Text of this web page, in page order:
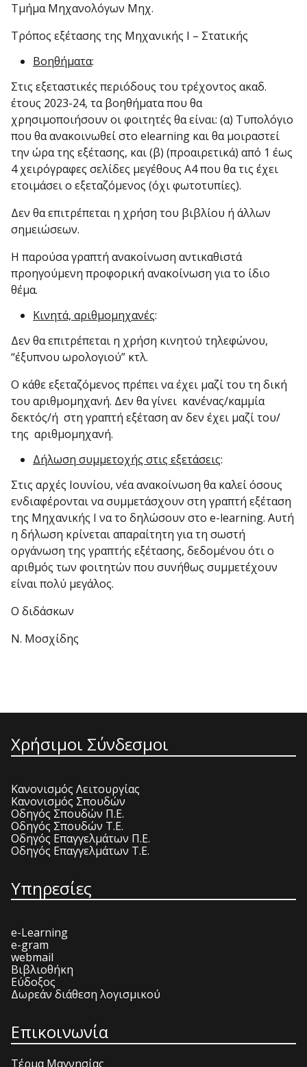
Τμήμα Μηχανολόγων Μηχ.
Τρόπος εξέτασης της Μηχανικής Ι – Στατικής
Βοηθήματα:
Στις εξεταστικές περιόδους του τρέχοντος ακαδ.
έτους 2023-24, τα βοηθήματα που θα
χρησιμοποιήσουν οι φοιτητές θα είναι: (α) Τυπολόγιο
που θα ανακοινωθεί στο elearning και θα μοιραστεί
την ώρα της εξέτασης, και (β) (προαιρετικά) από 1 έως
4 χειρόγραφες σελίδες μεγέθους Α4 που θα τις έχει
ετοιμάσει ο εξεταζόμενος (όχι φωτοτυπίες).
Δεν θα επιτρέπεται η χρήση του βιβλίου ή άλλων
σημειώσεων.
Η παρούσα γραπτή ανακοίνωση αντικαθιστά
προηγούμενη προφορική ανακοίνωση για το ίδιο
θέμα.
Κινητά, αριθμομηχανές:
Δεν θα επιτρέπεται η χρήση κινητού τηλεφώνου,
“έξυπνου ωρολογιού” κτλ.
Ο κάθε εξεταζόμενος πρέπει να έχει μαζί του τη δική
του αριθμομηχανή. Δεν θα γίνει κανένας/καμμία
δεκτός/ή στη γραπτή εξέταση αν δεν έχει μαζί του/
της αριθμομηχανή.
Δήλωση συμμετοχής στις εξετάσεις:
Στις αρχές Ιουνίου, νέα ανακοίνωση θα καλεί όσους
ενδιαφέρονται να συμμετάσχουν στη γραπτή εξέταση
της Μηχανικής Ι να το δηλώσουν στο e-learning. Αυτή
η δήλωση κρίνεται απαραίτητη για τη σωστή
οργάνωση της γραπτής εξέτασης, δεδομένου ότι ο
αριθμός των φοιτητών που συνήθως συμμετέχουν
είναι πολύ μεγάλος.
Ο διδάσκων
Ν. Μοσχίδης
Χρήσιμοι Σύνδεσμοι
Κανονισμός Λειτουργίας
Κανονισμός Σπουδών
Οδηγός Σπουδών Π.Ε.
Οδηγός Σπουδών Τ.Ε.
Οδηγός Επαγγελμάτων Π.Ε.
Οδηγός Επαγγελμάτων Τ.Ε.
Υπηρεσίες
e-Learning
e-gram
webmail
Βιβλιοθήκη
Εύδοξος
Δωρεάν διάθεση λογισμικού
Επικοινωνία
Τέρμα Μαγνησίας